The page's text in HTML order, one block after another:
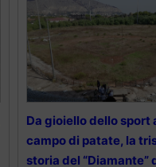
Da gioiello dello sport
campo di patate, la
storia del “Diamante”